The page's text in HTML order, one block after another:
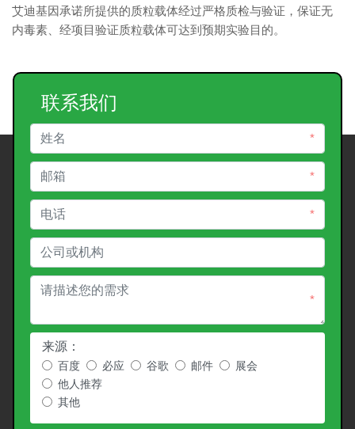
艾迪基因承诺所提供的质粒载体经过严格质检与验证，保证无
内毒素、经项目验证质粒载体可达到预期实验目的。
联系我们
*
*
*
*
来源：
百度 必应 谷歌 邮件
展会
他人推荐
其他